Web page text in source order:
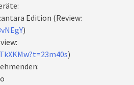
Edition (Review:
)
)